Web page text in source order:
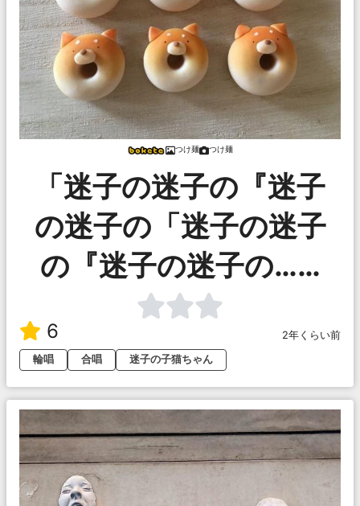
つけ麺 つけ麺
「迷子の迷子の『迷子
の迷子の「迷子の迷子
の『迷子の迷子の……
6
2年くらい前
輪唱
合唱 迷子の子猫ちゃん